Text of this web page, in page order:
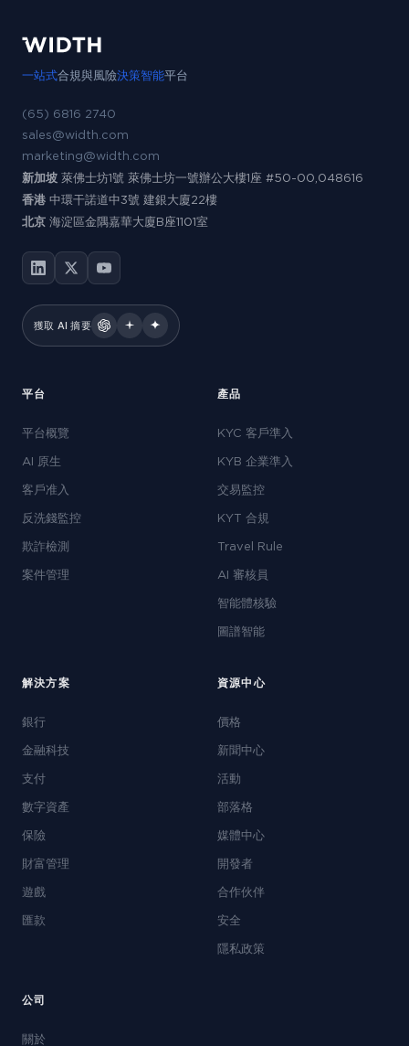
一站式合規與風險決策智能平台
(65) 6816 2740
sales@width.com
marketing@width.com
新加坡 萊佛士坊1號 萊佛士坊一號辦公大樓1座 #50-00,048616
香港 中環干諾道中3號 建銀大廈22樓
北京 海淀區金隅嘉華大廈B座1101室
獲取 AI 摘要
平台
平台概覽
AI 原生
客戶准入
反洗錢監控
欺詐檢測
案件管理
產品
KYC 客戶準入
KYB 企業準入
交易監控
KYT 合規
Travel Rule
AI 審核員
智能體核驗
圖譜智能
解決方案
銀行
金融科技
支付
數字資產
保險
財富管理
遊戲
匯款
資源中心
價格
新聞中心
活動
部落格
媒體中心
開發者
合作伙伴
安全
隱私政策
公司
關於